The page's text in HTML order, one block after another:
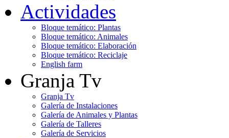
Actividades
Bloque temático: Plantas
Bloque temático: Animales
Bloque temático: Elaboración
Bloque temático: Reciclaje
English farm
Granja Tv
Granja Tv
Galería de Instalaciones
Galería de Animales y Plantas
Galería de Talleres
Galería de Servicios